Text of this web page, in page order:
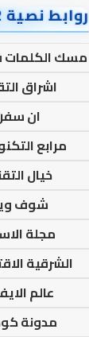
روابط نصية AA2492
مسك
اشراق
ان
مرابع
خيال
شوف
مجلة
الشرقية
عالم
مدونة